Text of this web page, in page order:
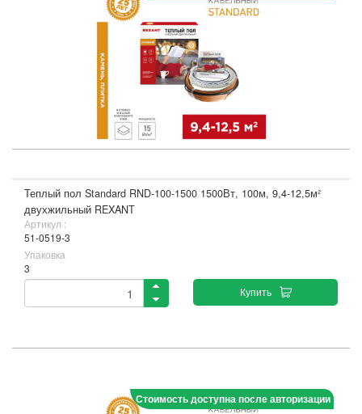
Теплый пол Standard RND-100-1500 1500Вт, 100м, 9,4-12,5м²
двухжильный REXANT
Артикул :
51-0519-3
Упаковка
3
Купить
Стоимость доступна после авторизации